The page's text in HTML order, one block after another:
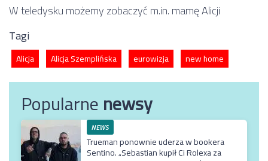
W teledysku możemy zobaczyć m.in. mamę Alicji
Tagi
Alicja Alicja Szemplińska eurowizja new home
Popularnenewsy
NEWS
Trueman ponownie uderza w bookera
Sentino. „Sebastian kupił Ci Rolexa za